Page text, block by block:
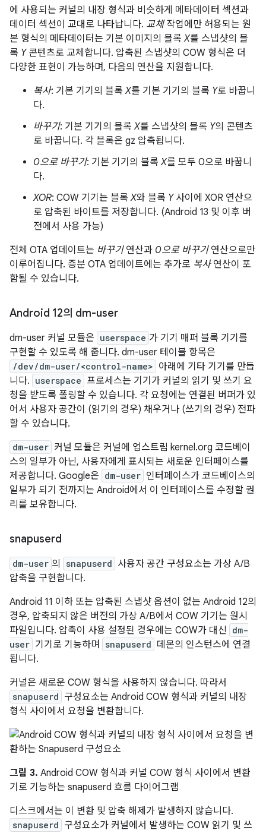
에 사용되는 커널의 내장 형식과 비슷하게 메타데이터 섹션과
데이터 섹션이 교대로 나타납니다. 교체작업에만 허용되는 원
본 형식의 메타데이터는 기본 이미지의 블록X를 스냅샷의 블
록 Y콘텐츠로 교체합니다. 압축된 스냅샷의 COW 형식은 더
다양한 표현이 가능하며, 다음의 연산을 지원합니다.
복사: 기본 기기의 블록X를 기본 기기의 블록 Y로 바꿉니
다.
바꾸기: 기본 기기의 블록X를 스냅샷의 블록 Y의 콘텐츠
로 바꿉니다. 각 블록은 gz 압축됩니다.
0으로 바꾸기: 기본 기기의 블록X를 모두 0으로 바꿉니
다.
XOR: COW 기기는 블록X와 블록 Y사이에 XOR 연산으
로 압축된 바이트를 저장합니다. (Android 13 및 이후 버
전에서 사용 가능)
전체 OTA 업데이트는 바꾸기연산과 0으로 바꾸기연산으로만
이루어집니다. 증분 OTA 업데이트에는 추가로 복사연산이 포
함될 수 있습니다.
Android 12의 dm-user
dm-user 커널 모듈은 userspace 가 기기 매퍼 블록 기기를
구현할 수 있도록 해 줍니다. dm-user 테이블 항목은
/dev/dm-user/<control-name> 아래에 기타 기기를 만듭
니다. userspace 프로세스는 기기가 커널의 읽기 및 쓰기 요
청을 받도록 폴링할 수 있습니다. 각 요청에는 연결된 버퍼가 있
어서 사용자 공간이 (읽기의 경우) 채우거나 (쓰기의 경우) 전파
할 수 있습니다.
dm-user 커널 모듈은 커널에 업스트림 kernel.org 코드베이
스의 일부가 아닌, 사용자에게 표시되는 새로운 인터페이스를
제공합니다. Google은 dm-user 인터페이스가 코드베이스의
일부가 되기 전까지는 Android에서 이 인터페이스를 수정할 권
리를 보유합니다.
snapuserd
dm-user 의 snapuserd 사용자 공간 구성요소는 가상 A/B
압축을 구현합니다.
Android 11 이하 또는 압축된 스냅샷 옵션이 없는 Android 12의
경우, 압축되지 않은 버전의 가상 A/B에서 COW 기기는 원시
파일입니다. 압축이 사용 설정된 경우에는 COW가 대신 dm-
user 기기로 기능하며 snapuserd 데몬의 인스턴스에 연결
됩니다.
커널은 새로운 COW 형식을 사용하지 않습니다. 따라서
snapuserd 구성요소는 Android COW 형식과 커널의 내장
형식 사이에서 요청을 변환합니다.
그림 3. Android COW 형식과 커널 COW 형식 사이에서 변환
기로 기능하는 snapuserd 흐름 다이어그램
디스크에서는 이 변환 및 압축 해제가 발생하지 않습니다.
snapuserd 구성요소가 커널에서 발생하는 COW 읽기 및 쓰